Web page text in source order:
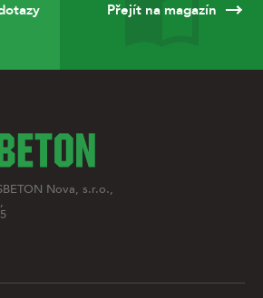
Přejít na magazín
Nova, s.r.o.,